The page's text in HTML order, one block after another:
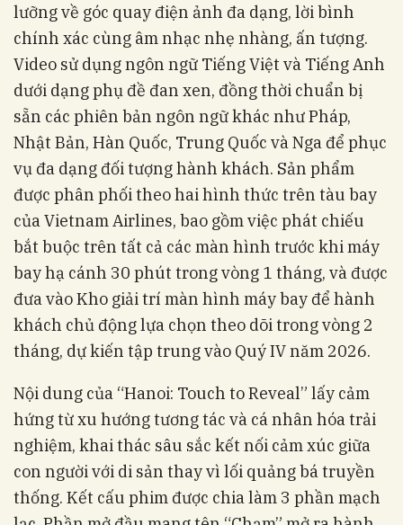
lưỡng về góc quay điện ảnh đa dạng, lời bình
chính xác cùng âm nhạc nhẹ nhàng, ấn tượng.
Video sử dụng ngôn ngữ Tiếng Việt và Tiếng Anh
dưới dạng phụ đề đan xen, đồng thời chuẩn bị
sẵn các phiên bản ngôn ngữ khác như Pháp,
Nhật Bản, Hàn Quốc, Trung Quốc và Nga để phục
vụ đa dạng đối tượng hành khách. Sản phẩm
được phân phối theo hai hình thức trên tàu bay
của Vietnam Airlines, bao gồm việc phát chiếu
bắt buộc trên tất cả các màn hình trước khi máy
bay hạ cánh 30 phút trong vòng 1 tháng, và được
đưa vào Kho giải trí màn hình máy bay để hành
khách chủ động lựa chọn theo dõi trong vòng 2
tháng, dự kiến tập trung vào Quý IV năm 2026.
Nội dung của “Hanoi: Touch to Reveal” lấy cảm
hứng từ xu hướng tương tác và cá nhân hóa trải
nghiệm, khai thác sâu sắc kết nối cảm xúc giữa
con người với di sản thay vì lối quảng bá truyền
thống. Kết cấu phim được chia làm 3 phần mạch